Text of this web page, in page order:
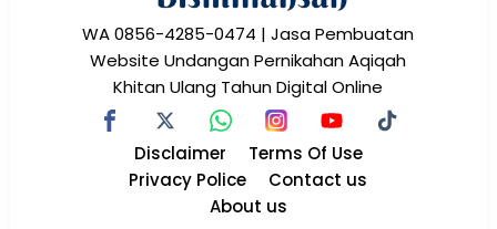
WA 0856-4285-0474 | Jasa Pembuatan
Website Undangan Pernikahan Aqiqah
Khitan Ulang Tahun Digital Online
Disclaimer
Terms Of Use
Privacy Police
Contact us
About us